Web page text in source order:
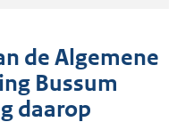
de Algemene
Bussum
daarop